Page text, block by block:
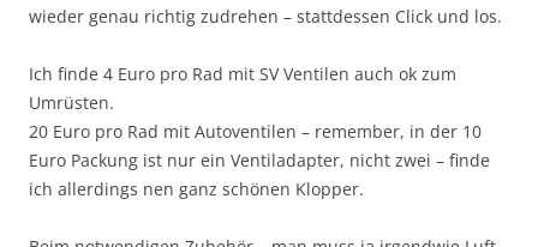
wieder genau richtig zudrehen – stattdessen Click und los.
Ich finde 4 Euro pro Rad mit SV Ventilen auch ok zum
Umrüsten.
20 Euro pro Rad mit Autoventilen – remember, in der 10
Euro Packung ist nur ein Ventiladapter, nicht zwei – finde
ich allerdings nen ganz schönen Klopper.